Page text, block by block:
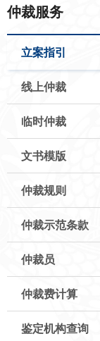
仲裁服务
立案指引
线上仲裁
临时仲裁
文书模版
仲裁规则
仲裁示范条款
仲裁员
仲裁费计算
鉴定机构查询